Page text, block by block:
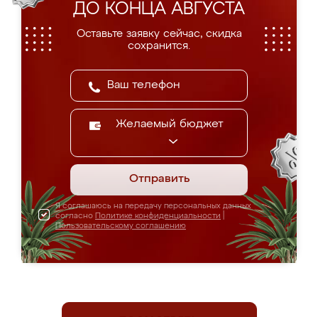
ДО КОНЦА АВГУСТА
Оставьте заявку сейчас, скидка
сохранится.
Желаемый бюджет
Отправить
Я соглашаюсь на передачу персональных данных
согласно Политике конфиденциальности
Пользовательскому соглашению